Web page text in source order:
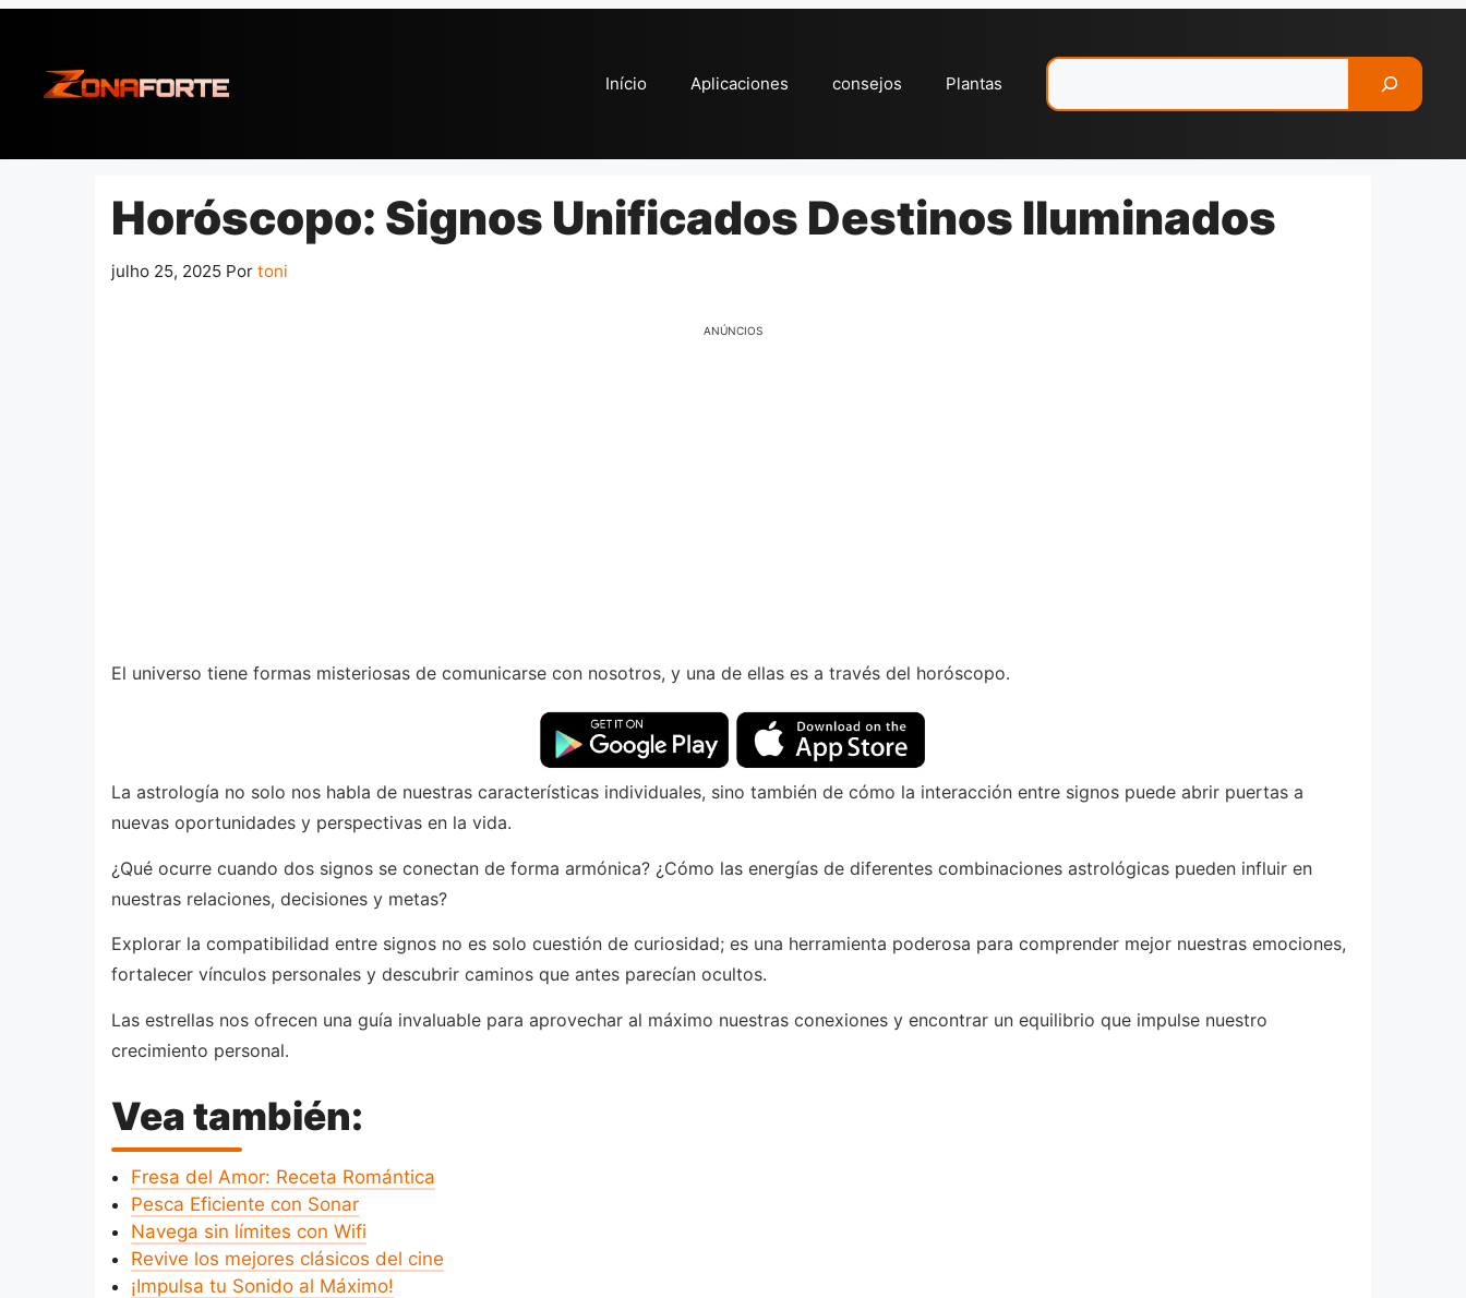
conteúdo
Início Aplicaciones consejos Plantas
Horóscopo: Signos Unificados Destinos Iluminados
julho 25, 2025 Por toni
ANÚNCIOS
El universo tiene formas misteriosas de comunicarse con nosotros, y una de ellas es a través del horóscopo.
La astrología no solo nos habla de nuestras características individuales, sino también de cómo la interacción entre signos puede abrir puertas a
nuevas oportunidades y perspectivas en la vida.
¿Qué ocurre cuando dos signos se conectan de forma armónica? ¿Cómo las energías de diferentes combinaciones astrológicas pueden influir en
nuestras relaciones, decisiones y metas?
Explorar la compatibilidad entre signos no es solo cuestión de curiosidad; es una herramienta poderosa para comprender mejor nuestras emociones,
fortalecer vínculos personales y descubrir caminos que antes parecían ocultos.
Las estrellas nos ofrecen una guía invaluable para aprovechar al máximo nuestras conexiones y encontrar un equilibrio que impulse nuestro
crecimiento personal.
Vea también:
Fresa del Amor: Receta Romántica
Pesca Eficiente con Sonar
Navega sin límites con Wifi
Revive los mejores clásicos del cine
¡Impulsa tu Sonido al Máximo!